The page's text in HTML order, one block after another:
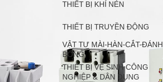
THIẾT BỊ KHÍ NÉN
THIẾT BỊ TRUYỀN ĐỘNG
VẬT TƯ MÀI-HÀN-CẮT-ĐÁNH
BÓNG
THIẾT BỊ VỆ SINH CÔNG
NGHIỆP & DÂN DỤNG